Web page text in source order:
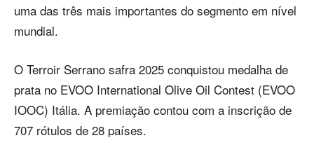
uma das três mais importantes do segmento em nível
mundial.
O Terroir Serrano safra 2025 conquistou medalha de
prata no EVOO International Olive Oil Contest (EVOO
IOOC) Itália. A premiação contou com a inscrição de
707 rótulos de 28 países.